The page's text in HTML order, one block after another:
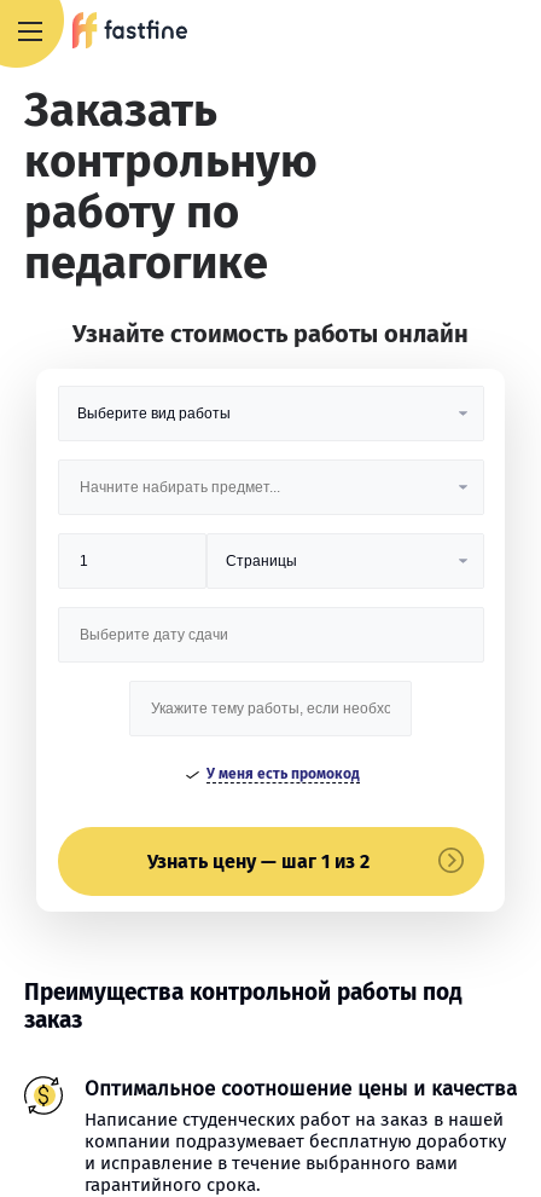
Заказать
контрольную
работу по
педагогике
Узнайте стоимость работы онлайн
У меня есть промокод
Узнать цену — шаг 1 из 2
Преимущества контрольной работы под
заказ
Оптимальное соотношение цены и качества
Написание студенческих работ на заказ в нашей
компании подразумевает бесплатную доработку
и исправление в течение выбранного вами
гарантийного срока.